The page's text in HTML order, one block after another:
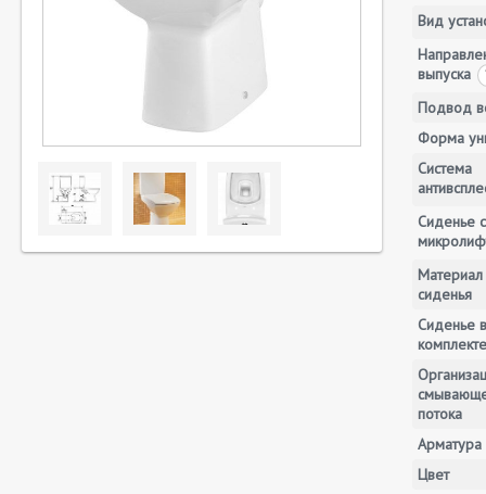
Вид
выпуска
Подвод
Форма
Система
Сиденье с
Материал
сиденья
Сиденье в
комплекте
потока
Арматура
Цвет